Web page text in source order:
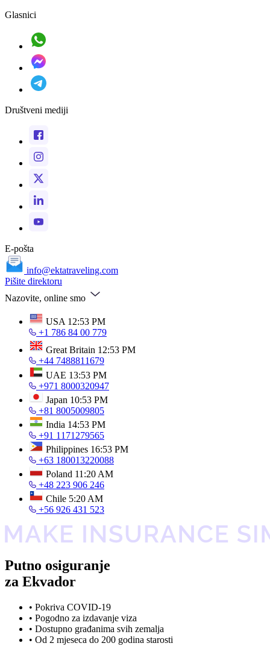
Glasnici
Društveni mediji
E-pošta
info@ektatraveling.com
Pišite direktoru
Nazovite, online smo
USA 12:53 PM
+1 786 84 00 779
Great Britain 12:53 PM
+44 7488811679
UAE 13:53 PM
+971 8000320947
Japan 10:53 PM
+81 8005009805
India 14:53 PM
+91 1171279565
Philippines 16:53 PM
+63 180013220088
Poland 11:20 AM
+48 223 906 246
Chile 5:20 AM
+56 926 431 523
Putno osiguranje
za Ekvador
• Pokriva COVID-19
• Pogodno za izdavanje viza
• Dostupno građanima svih zemalja
• Od 2 mjeseca do 200 godina starosti